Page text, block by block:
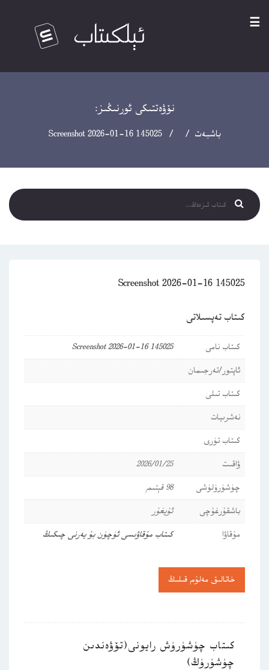
☰
نۆۋەتتىكى ئورنىڭىز:
باشبەت / / Screenshot 2026-01-16 145025
Screenshot 2026-01-16 145025
كىتاب تەپسىلاتى
كىتاب نامى
Screenshot 2026-01-16 145025
ئاپتور/تەرجىمان
كىتاب تىلى
نەشرىيات
كىتاب تۈرى
ۋاقىت
2026/01/25
چۈشۈرۈلۈشى
98 قېتىم
باشقۇرغۇچى
ئۇيغۇر
مۇقاۋا
كىتاب مۇقاۋىسى ئۈچۈن بۇ يەرنى چىكىڭ
خاتالىق مەلۇم قىلىڭ
كىتاب چۈشۈرۈش رايونى(تۆۋەندىن
چۈشۈرۈڭ)